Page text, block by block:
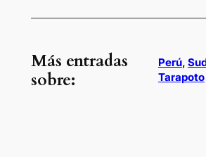
Más entradas
sobre:
Perú,
Tarapoto